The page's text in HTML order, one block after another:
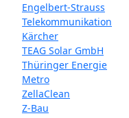
Engelbert-Strauss
Telekommunikation
Kärcher
TEAG Solar GmbH
Thüringer Energie
Metro
ZellaClean
Z-Bau